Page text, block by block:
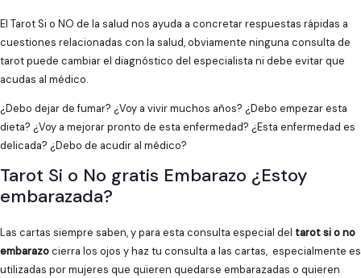
El Tarot Si o NO de la salud nos ayuda a concretar respuestas rápidas a
cuestiones relacionadas con la salud, obviamente ninguna consulta de
tarot puede cambiar el diagnóstico del especialista ni debe evitar que
acudas al médico.
¿Debo dejar de fumar? ¿Voy a vivir muchos años? ¿Debo empezar esta
dieta? ¿Voy a mejorar pronto de esta enfermedad? ¿Esta enfermedad es
delicada? ¿Debo de acudir al médico?
Tarot Si o No gratis Embarazo ¿Estoy
embarazada?
Las cartas siempre saben, y para esta consulta especial del tarot si o no
embarazocierra los ojos y haz tu consulta a las cartas, especialmente es
utilizadas por mujeres que quieren quedarse embarazadas o quieren